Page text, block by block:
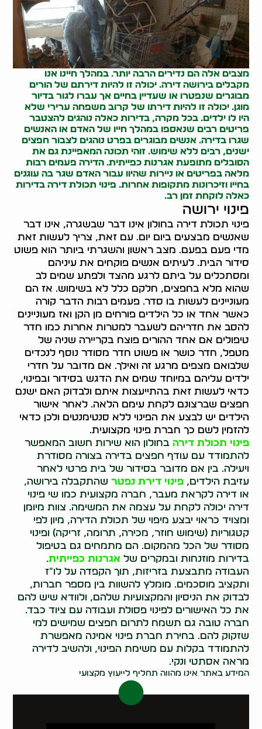
מצבים אלה הם נדירים הרבה יותר. במהלך חיינו אנו
מקבלים בירושה דירה. יכולה זו להיות דירתם של הורים
מבוגרים שנפטרו או שעדיין בחיים אך עברו לגור בדיור
מוגן. יכולה זו להיות דירתו של קרוב משפחה ערירי שלא
היו לו ילדים. בכל מקרה, בדירות כאלה נוהגים להצטבר
פריטים רבים שנאספו במהלך חייו של האדם או האנשים
שגרו בדירה. אנשים מבוגרים בפרט נוהגים לצבור חפצים
ישנים, רבים ללא שימוש. זוהי תכונה המאפיינת גם את
הסובלים מתופעת אגרנות כפייתית. הדירה פעמים רבות
מלאה בפריטים או ניירות שהיוו עבור האדם שגר בה עוגנים
בחייו וזיכרונות מתקופות אחרות. פינוי תכולת דירה בדירות
כאלה לוקחת זמן רב.
פינוי ירושה
פינוי תכולת דירה בחולון אינו דבר שבשגרה, אינו דבר
שאנשים מבצעים ביום יום. עם זאת, צריך לעשות זאת
מדי פעם בפעם. מצב ראשון והשגרתי ביותר הוא פשוט
סידור הבית. לעיתים אנשים פוקחים את עיניהם
ומסתכלים על ביתם לרגע מהצד ולפתע שמים לב
שהוא מלא בחפצים, חלקם כלל לא בשימוש. אז הם
מעוניינים לעשות בו סדר. פעמים רבות הדבר קורה
כאשר אחד או כל הילדים פורחים מן הקן ואז מעוניינים
להסב את חדריהם לשעבר למטרות אחרות כמו חדר
טיפולים אם אחד ההורים פוצח בקריירה שניה של
מטפל, חדר כושר או פשוט חדר מסודר נוסף לנכדים
שלבואם מצפים מרגע זה ואילך. אם מדובר על חדרי
ילדים עליהם במיוחד שמים את הדגש בסידור ובפינוי,
כדאי לעשות זאת בהתייעצות איתם ולבדוק האם ישנם
חפצים שברצונם לקחת עימם הלאה. לאחר אישור
הילדים יש לבצע את הפינוי ללא סנטימנטים ולכן כדאי
להזמין לשם כך חברת פינוי מקצועית.
פינוי תכולת דירה בחולון הוא שירות חשוב המאפשר
להתמודד עם עודף חפצים בדירה בצורה מסודרת
ויעילה. בין אם מדובר בסידור של בית פרטי לאחר
עזיבת הילדים,פינוי דירת נפטר שהתקבלה בירושה,
או דירה לקראת מעבר, חברה מקצועית כמו שי פינוי
דירה יכולה לקחת על עצמה את המשימה. צוות מיומן
ומצויד כראוי יבצע מיפוי של תכולת הדירה, מיון לפי
קטגוריות (שימוש חוזר, מכירה, תרומה, זריקה) ופינוי
מסודר של הכל מהמקום. הם מתמחים גם בטיפול
בדירות מוזנחות ובמקרים של אגרנות כפייתית.
העבודה מתבצעת בזריזות, תוך הקפדה על לו"ז
ותקציב מוסכמים. מומלץ להשוות בין מספר חברות,
לבדוק את הניסיון והמקצועיות שלהם, ולוודא שיש להם
את כל האישורים לפינוי פסולת ועבודה עם ציוד כבד.
חברה טובה גם תשמח לתרום חפצים שמישים למי
שזקוק להם. בחירת חברת פינוי אמינה מאפשרת
להתמודד בקלות עם משימת הפינוי, ולהשיב לדירה
מראה אסתטי ונקי.
המידע באתר אינו מהווה תחליף לייעוץ מקצועי